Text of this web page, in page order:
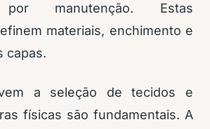
por manutenção. Estas
materiais, enchimento e
capas.
a seleção de tecidos e
físicas são fundamentais. A